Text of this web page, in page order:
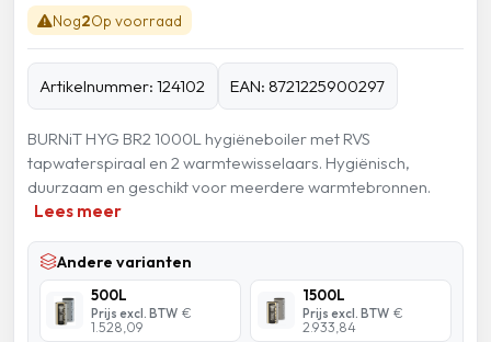
Nog2Op voorraad
Artikelnummer: 124102 EAN: 8721225900297
BURNiT HYG BR2 1000L hygiëneboiler met RVS
tapwaterspiraal en 2 warmtewisselaars. Hygiënisch,
duurzaam en geschikt voor meerdere warmtebronnen.
Lees meer
Andere varianten
500L
Prijs excl. BTW €
1.528,09
1500L
Prijs excl. BTW €
2.933,84